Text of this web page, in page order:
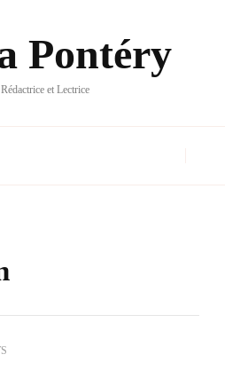
Pontéry
et Lectrice